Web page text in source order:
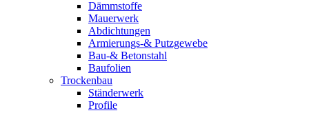
Dämmstoffe
Mauerwerk
Abdichtungen
Armierungs-& Putzgewebe
Bau-& Betonstahl
Baufolien
Trockenbau
Ständerwerk
Profile